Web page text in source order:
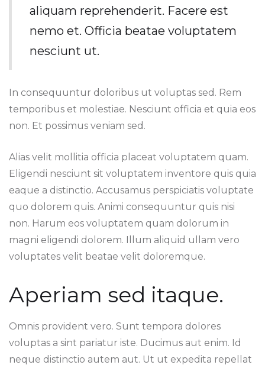
aliquam reprehenderit. Facere est
nemo et. Officia beatae voluptatem
nesciunt ut.
In consequuntur doloribus ut voluptas sed. Rem
temporibus et molestiae. Nesciunt officia et quia eos
non. Et possimus veniam sed.
Alias velit mollitia officia placeat voluptatem quam.
Eligendi nesciunt sit voluptatem inventore quis quia
eaque a distinctio. Accusamus perspiciatis voluptate
quo dolorem quis. Animi consequuntur quis nisi
non. Harum eos voluptatem quam dolorum in
magni eligendi dolorem. Illum aliquid ullam vero
voluptates velit beatae velit doloremque.
Aperiam sed itaque.
Omnis provident vero. Sunt tempora dolores
voluptas a sint pariatur iste. Ducimus aut enim. Id
neque distinctio autem aut. Ut ut expedita repellat